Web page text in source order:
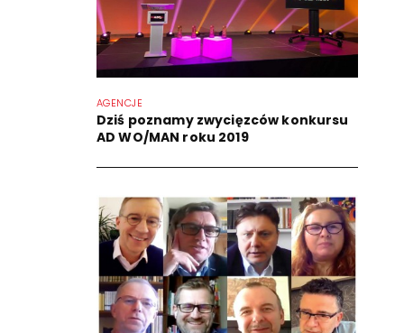
AGENCJE
Dziś poznamy zwycięzców konkursu
AD WO/MAN roku 2019